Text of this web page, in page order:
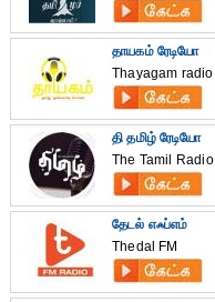
தாயகம் ரேடியோ
Thayagam radio
தி தமிழ் ரேடியோ
The Tamil Radio
தேடல் எஃப்எம்
Thedal FM